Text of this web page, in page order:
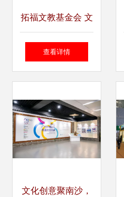
拓福文教基金会 文
化教育公益的先行
办者
查看详情
文化创意聚南沙，